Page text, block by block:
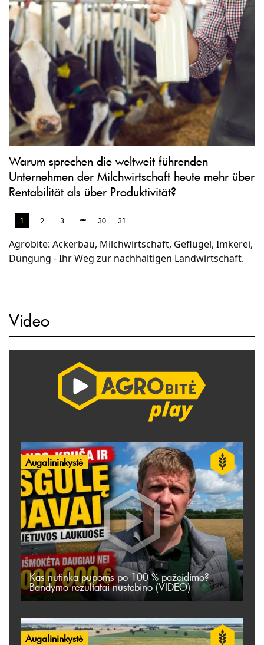
Warum sprechen die weltweit führenden
Unternehmen der Milchwirtschaft heute mehr über
Rentabilität als über Produktivität?
1 2 3 30 31
Agrobite: Ackerbau, Milchwirtschaft, Geflügel, Imkerei,
Düngung - Ihr Weg zur nachhaltigen Landwirtschaft.
Video
Augalininkystė
Kas nutinka pupoms po 100 % pažeidimo?
Bandymo rezultatai nustebino (VIDEO)
Augalininkystė